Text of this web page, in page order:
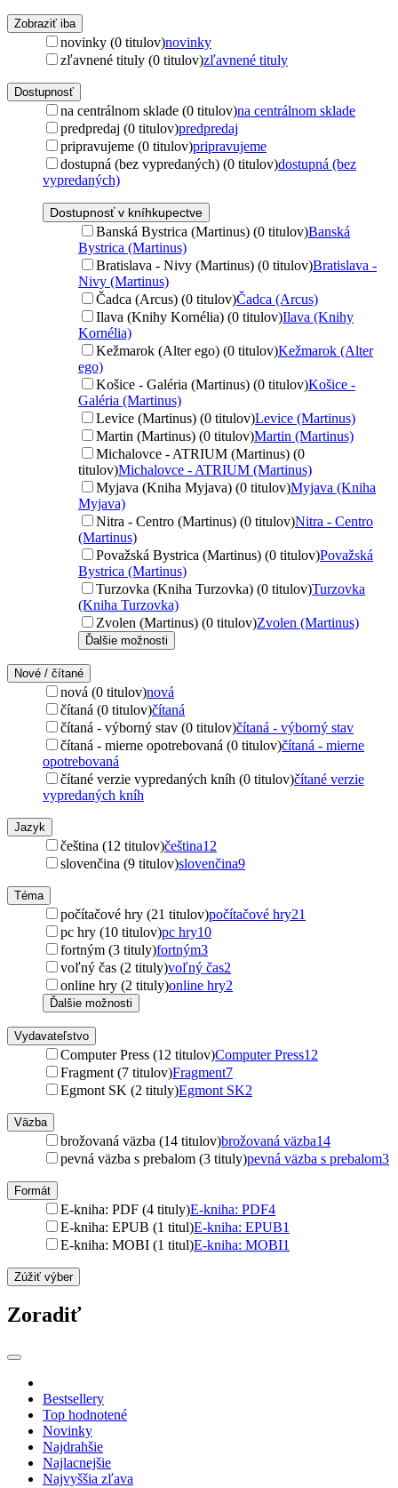
Zobraziť iba
novinky (0 titulov)novinky
zľavnené tituly (0 titulov)zľavnené tituly
Dostupnosť
na centrálnom sklade (0 titulov)na centrálnom sklade
predpredaj (0 titulov)predpredaj
pripravujeme (0 titulov)pripravujeme
dostupná (bez vypredaných) (0 titulov)dostupná (bez
vypredaných)
Dostupnosť v kníhkupectve
Banská Bystrica (Martinus) (0 titulov)Banská
Bystrica (Martinus)
Bratislava - Nivy (Martinus) (0 titulov)Bratislava -
Nivy (Martinus)
Čadca (Arcus) (0 titulov)Čadca (Arcus)
Ilava (Knihy Kornélia) (0 titulov)Ilava (Knihy
Kornélia)
Kežmarok (Alter ego) (0 titulov)Kežmarok (Alter
ego)
Košice - Galéria (Martinus) (0 titulov)Košice -
Galéria (Martinus)
Levice (Martinus) (0 titulov)Levice (Martinus)
Martin (Martinus) (0 titulov)Martin (Martinus)
Michalovce - ATRIUM (Martinus) (0
titulov)Michalovce - ATRIUM (Martinus)
Myjava (Kniha Myjava) (0 titulov)Myjava (Kniha
Myjava)
Nitra - Centro (Martinus) (0 titulov)Nitra - Centro
(Martinus)
Považská Bystrica (Martinus) (0 titulov)Považská
Bystrica (Martinus)
Turzovka (Kniha Turzovka) (0 titulov)Turzovka
(Kniha Turzovka)
Zvolen (Martinus) (0 titulov)Zvolen (Martinus)
Ďalšie možnosti
Nové / čítané
nová (0 titulov)nová
čítaná (0 titulov)čítaná
čítaná - výborný stav (0 titulov)čítaná - výborný stav
čítaná - mierne opotrebovaná (0 titulov)čítaná - mierne
opotrebovaná
čítané verzie vypredaných kníh (0 titulov)čítané verzie
vypredaných kníh
Jazyk
čeština (12 titulov)čeština12
slovenčina (9 titulov)slovenčina9
Téma
počítačové hry (21 titulov)počítačové hry21
pc hry (10 titulov)pc hry10
fortným (3 tituly)fortným3
voľný čas (2 tituly)voľný čas2
online hry (2 tituly)online hry2
Ďalšie možnosti
Vydavateľstvo
Computer Press (12 titulov)Computer Press12
Fragment (7 titulov)Fragment7
Egmont SK (2 tituly)Egmont SK2
Väzba
brožovaná väzba (14 titulov)brožovaná väzba14
pevná väzba s prebalom (3 tituly)pevná väzba s prebalom3
Formát
E-kniha: PDF (4 tituly)E-kniha: PDF4
E-kniha: EPUB (1 titul)E-kniha: EPUB1
E-kniha: MOBI (1 titul)E-kniha: MOBI1
Zúžiť výber
Zoradiť
Bestsellery
Top hodnotené
Novinky
Najdrahšie
Najlacnejšie
Najvyššia zľava